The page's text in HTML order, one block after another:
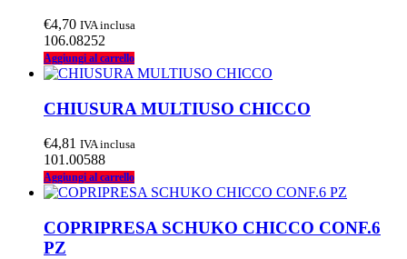
€4,70 IVA inclusa
106.08252
Aggiungi al carrello
CHIUSURA MULTIUSO CHICCO
€4,81 IVA inclusa
101.00588
Aggiungi al carrello
COPRIPRESA SCHUKO CHICCO CONF.6
PZ